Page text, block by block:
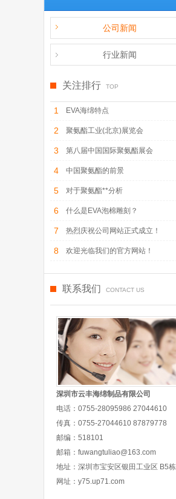
公司新闻
行业新闻
关注排行 TOP
1 EVA海绵特点
2 聚氨酯工业(北京)展览会
3 第八届中国国际聚氨酯展会
4 中国聚氨酯的前景
5 对于聚氨酯**分析
6 什么是EVA泡棉雕刻？
7 热烈庆祝公司网站正式成立！
8 欢迎光临我们的官方网站！
联系我们 CONTACT US
深圳市云丰海绵制品有限公司
电话： 0755-28095986 27044610
传真： 0755-27044610 87879778
邮编： 518101
邮箱： fuwangtuliao@163.com
地址： 深圳市宝安区银田工业区 B5栋
网址： y75.up71.com